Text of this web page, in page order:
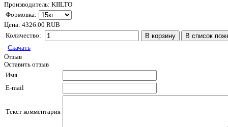
Производитель: KIILTO
Формовка:
Цена: 4326.00 RUB
Количество:
Скачать
Отзыв
Оставить отзыв
Имя
E-mail
Текст комментария